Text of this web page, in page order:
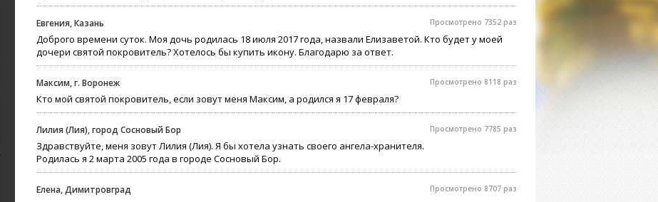
Евгения, Казань Просмотрено 7352 раз
Доброго времени суток. Моя дочь родилась 18 июля 2017 года, назвали Елизаветой. Кто будет у моей
дочери святой покровитель? Хотелось бы купить икону. Благодарю за ответ.
Максим, г. Воронеж Просмотрено 8118 раз
Кто мой святой покровитель, если зовут меня Максим, а родился я 17 февраля?
Лилия (Лия), город Сосновый Бор Просмотрено 7785 раз
Здравствуйте, меня зовут Лилия (Лия). Я бы хотела узнать своего ангела-хранителя.
Родилась я 2 марта 2005 года в городе Сосновый Бор.
Елена, Димитровград Просмотрено 8707 раз